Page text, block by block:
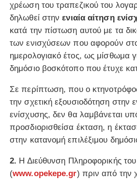
χρέωση του τραπεζικού του
δηλωθεί στηνενιαία αίτηση
κατά την πίστωση αυτού με τα
των ενισχύσεων που αφορούν
ημερολογιακό έτος, ως μίσθωμα
δημόσιο βοσκότοπο που έτυχε
Σε περίπτωση, που ο
την σχετική εξουσιοδότηση στην
ενίσχυσης, δεν θα λαμβάνεται
προσδιορισθείσα έκταση, η
στην κατανομή επιλέξιμου
2. Η Διεύθυνση Πληροφορικής
(www.opekepe.gr) πριν από την